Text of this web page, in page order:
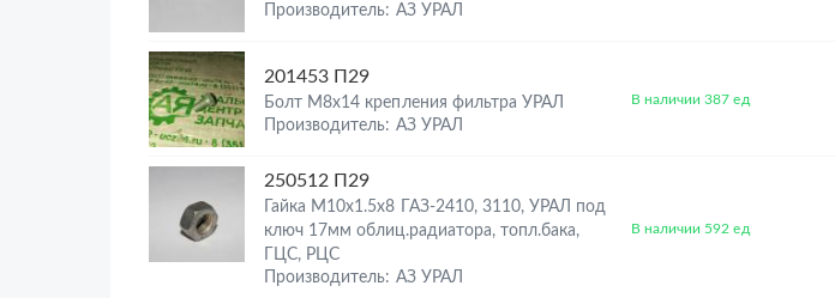
Производитель: АЗ УРАЛ
201453 П29
Болт М8х14 крепления фильтра УРАЛ
Производитель: АЗ УРАЛ
В наличии 387 ед
250512 П29
Гайка М10х1.5х8 ГАЗ-2410, 3110, УРАЛ под
ключ 17мм облиц.радиатора, топл.бака,
ГЦС, РЦС
Производитель: АЗ УРАЛ
В наличии 592 ед